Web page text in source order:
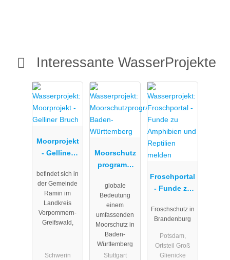
Interessante WasserProjekte
Moorprojekt
- Gelliner
befindet sich in
der Gemeinde
Ramin im
Landkreis
Vorpommern-
Greifswald,
Schwerin
Moorschutz
programm
Württemberg
globale
Bedeutung
einem
umfassenden
Moorschutz in
Baden-
Württemberg
Stuttgart
Froschportal
- Funde zu
und
Reptilien
melden
Froschschutz in
Brandenburg
Potsdam,
Ortsteil Groß
Glienicke